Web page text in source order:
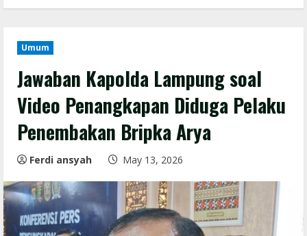
Umum
Jawaban Kapolda Lampung soal
Video Penangkapan Diduga Pelaku
Penembakan Bripka Arya
Ferdi ansyah May 13, 2026